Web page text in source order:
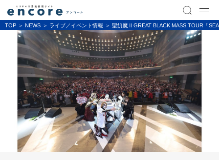
TOP NEWS ライブ／イベント情報 聖飢魔ⅡGREAT BLACK MASS TOUR「